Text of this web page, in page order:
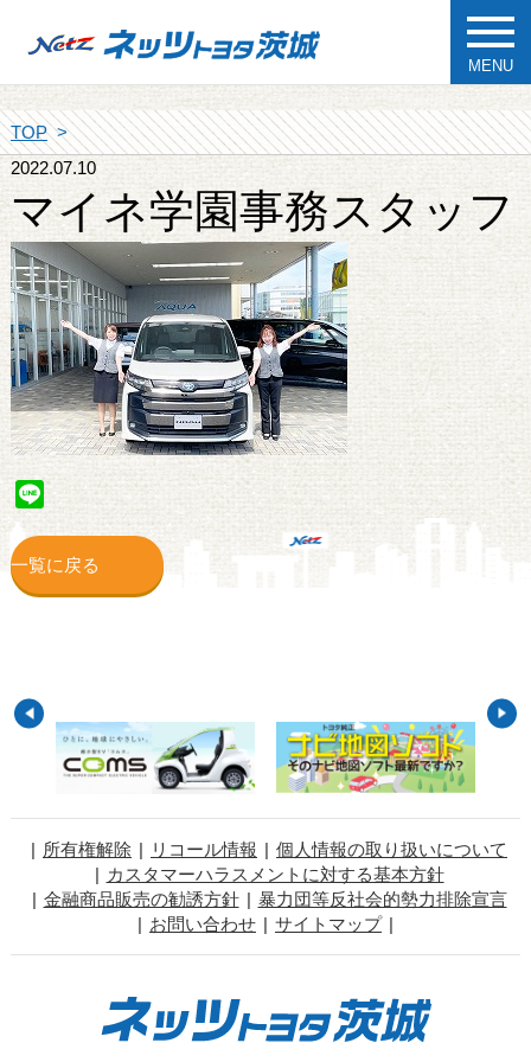
MENU
TOP
2022.07.10
マイネ学園事務スタッフ
Line
一覧に戻る
所有権解除 リコール情報
個人情報の取り扱いについて
カスタマーハラスメントに対する基本方針
金融商品販売の勧誘方針
暴力団等反社会的勢力排除宣言
お問い合わせ
サイトマップ